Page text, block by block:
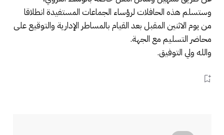
وستسلم هذه الحافلات لرؤساء الجماعات المستفيدة انطلاقا
من يوم الاثنين المقبل بعد القيام بالمساطر الإدارية والتوقيع على
محاضر التسليم مع الجهة.
والله ولي التوفيق.